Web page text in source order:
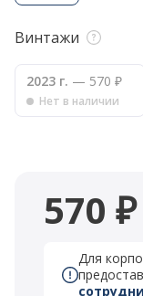
Винтажи
2023 г. — 570 ₽
Нет в наличии
570 ₽
Для